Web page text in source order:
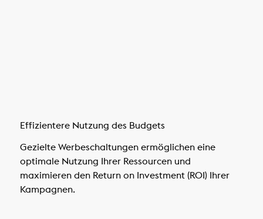
Effizientere Nutzung des Budgets
Gezielte Werbeschaltungen ermöglichen eine
optimale Nutzung Ihrer Ressourcen und
maximieren den Return on Investment (ROI) Ihrer
Kampagnen.